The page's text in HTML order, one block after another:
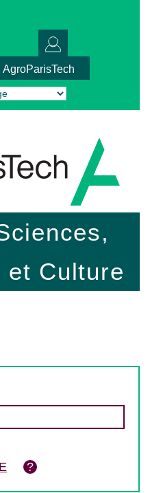
Translate
et Culture